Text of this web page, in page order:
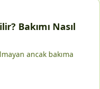
Bakımı Nasıl
ancak bakıma